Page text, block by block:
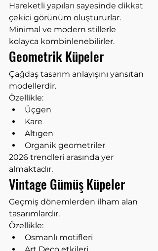
Hareketli yapıları sayesinde dikkat
çekici görünüm oluştururlar.
Minimal ve modern stillerle
kolayca kombinlenebilirler.
Geometrik Küpeler
Çağdaş tasarım anlayışını yansıtan
modellerdir.
Özellikle:
Üçgen
Kare
Altıgen
Organik geometriler
2026 trendleri arasında yer
almaktadır.
Vintage Gümüş Küpeler
Geçmiş dönemlerden ilham alan
tasarımlardır.
Özellikle:
Osmanlı motifleri